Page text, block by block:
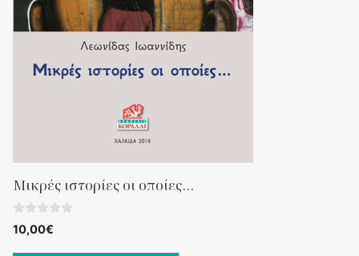
Μικρές ιστορίες οι οποίες…
0
o
10,00€